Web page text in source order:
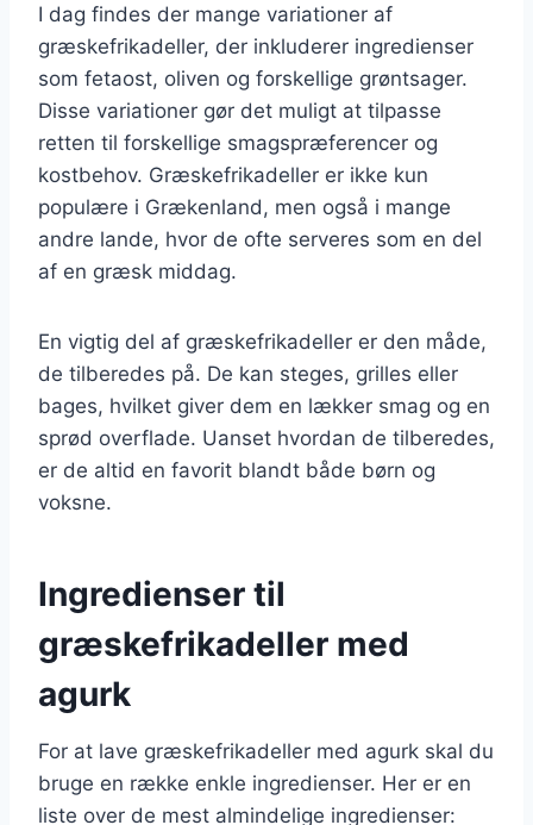
I dag findes der mange variationer af
græskefrikadeller, der inkluderer ingredienser
som fetaost, oliven og forskellige grøntsager.
Disse variationer gør det muligt at tilpasse
retten til forskellige smagspræferencer og
kostbehov. Græskefrikadeller er ikke kun
populære i Grækenland, men også i mange
andre lande, hvor de ofte serveres som en del
af en græsk middag.
En vigtig del af græskefrikadeller er den måde,
de tilberedes på. De kan steges, grilles eller
bages, hvilket giver dem en lækker smag og en
sprød overflade. Uanset hvordan de tilberedes,
er de altid en favorit blandt både børn og
voksne.
Ingredienser til
græskefrikadeller med
agurk
For at lave græskefrikadeller med agurk skal du
bruge en række enkle ingredienser. Her er en
liste over de mest almindelige ingredienser: